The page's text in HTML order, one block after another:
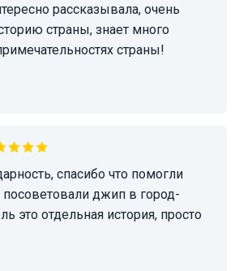
рассказывала, очень
страны, знает много
страны!
посоветовали джип в город-
это отдельная история, просто